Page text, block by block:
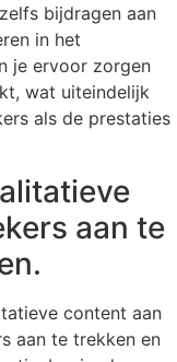
bijdragen aan
in het
je ervoor zorgen
wat uiteindelijk
als de prestaties
aan te
content aan
aan te trekken en